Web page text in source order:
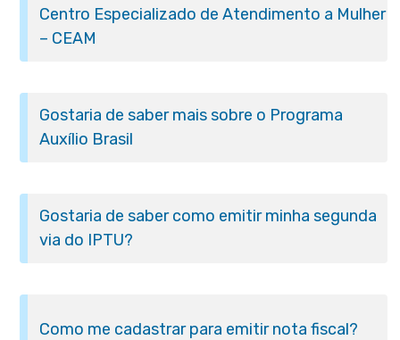
Centro Especializado de Atendimento a Mulher
– CEAM
Gostaria de saber mais sobre o Programa
Auxílio Brasil
Gostaria de saber como emitir minha segunda
via do IPTU?
Como me cadastrar para emitir nota fiscal?